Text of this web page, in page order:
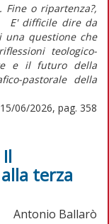
Fine o ripartenza?,
E' difficile dire da
una questione che
teologico-
e il futuro della
pastorale della
06/2026, pag. 358
terza
Antonio Ballarò